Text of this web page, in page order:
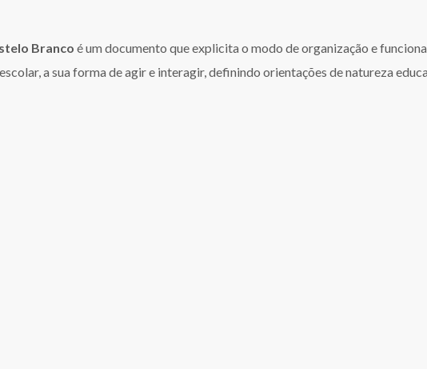
Branco é um documento que explicita o modo de organização e
a sua forma de agir e interagir, definindo orientações de natureza